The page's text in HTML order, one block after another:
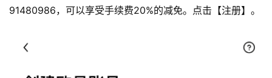
91480986，可以享受手续费20%的减免。点击【注册】。